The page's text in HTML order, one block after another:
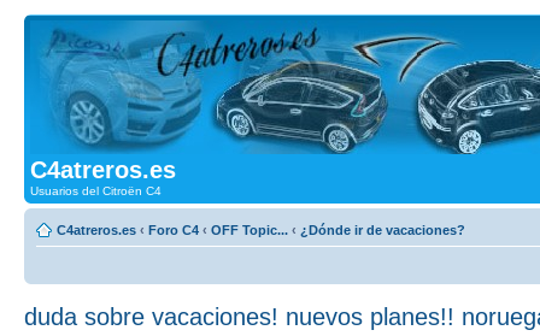
C4atreros.es
Usuarios del Citroën C4
C4atreros.es ‹ Foro C4 ‹ OFF Topic... ‹ ¿Dónde ir de vacaciones?
duda sobre vacaciones! nuevos planes!!